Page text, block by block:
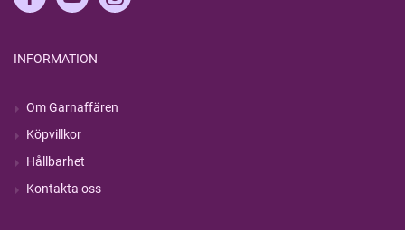
INFORMATION
Om Garnaffären
Köpvillkor
Hållbarhet
Kontakta oss